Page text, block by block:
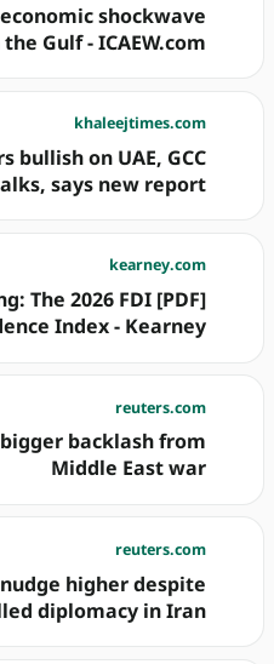
shockwave
Gulf - ICAEW.com
khaleejtimes.com
bullish on UAE, GCC
says new report
kearney.com
The 2026 FDI
Index - Kearney
reuters.com
backlash from
Middle East war
reuters.com
higher despite
diplomacy in Iran